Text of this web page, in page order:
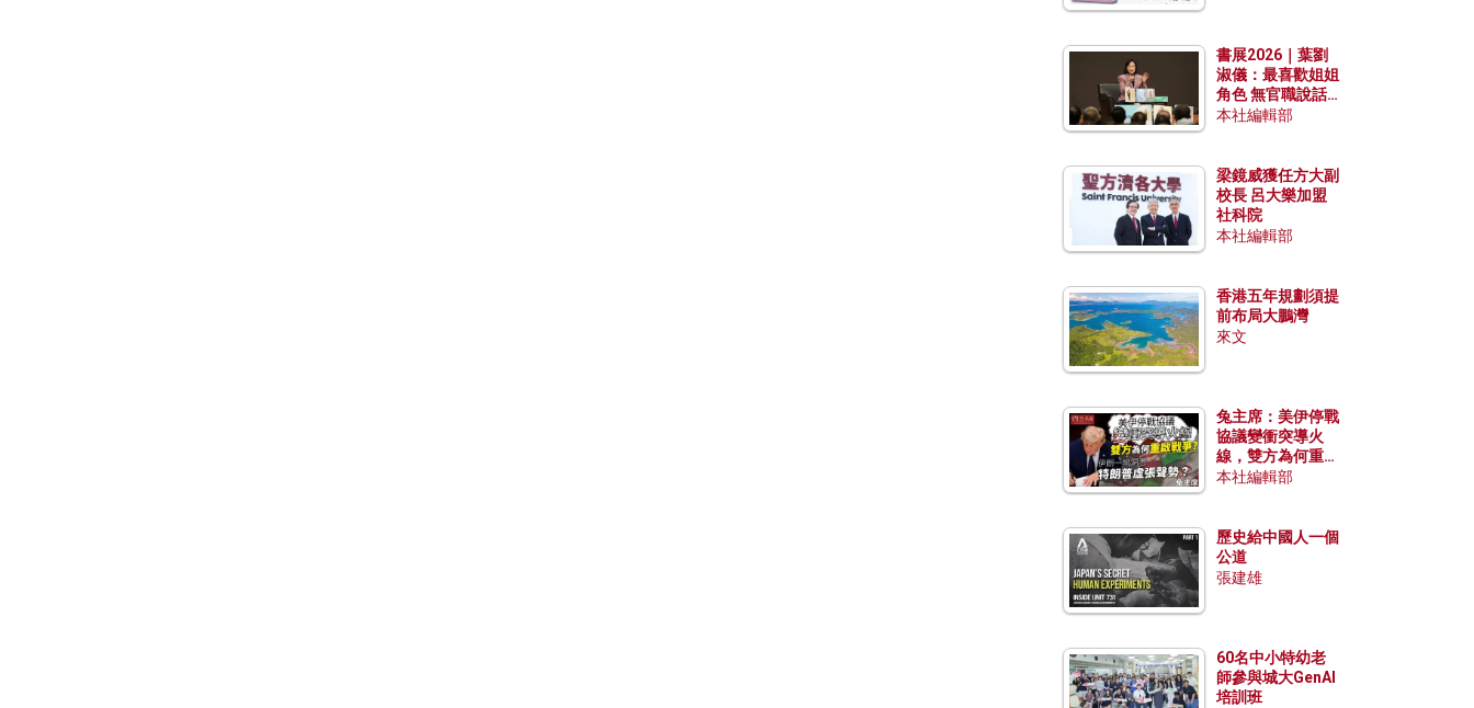
書展2026｜葉劉
淑儀：最喜歡姐姐
角色 無官職說話
包袱少
本社編輯部
梁鏡威獲任方大副
校長 呂大樂加盟
社科院
本社編輯部
香港五年規劃須提
前布局大鵬灣
來文
兔主席：美伊停戰
協議變衝突導火
線，雙方為何重啟
戰爭？伊朗一早洞
本社編輯部
歷史給中國人一個
公道
張建雄
60名中小特幼老
師參與城大GenAI
培訓班